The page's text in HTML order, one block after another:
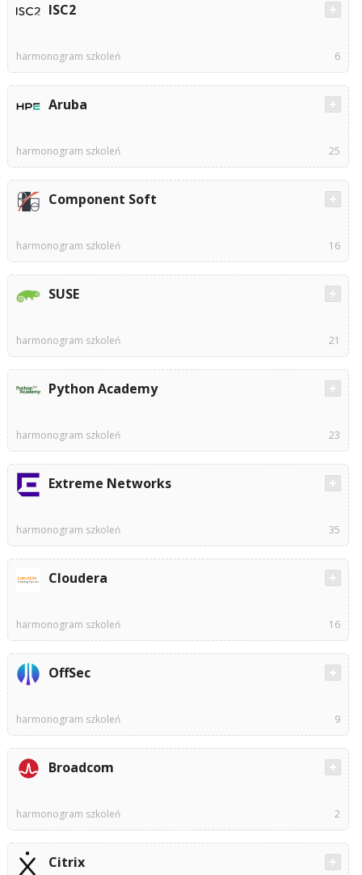
ISC2
harmonogram szkoleń 6
Aruba
harmonogram szkoleń 25
Component Soft
harmonogram szkoleń 16
SUSE
harmonogram szkoleń 21
Python Academy
harmonogram szkoleń 23
Extreme Networks
harmonogram szkoleń 35
Cloudera
harmonogram szkoleń 16
OffSec
harmonogram szkoleń 9
Broadcom
harmonogram szkoleń 2
Citrix